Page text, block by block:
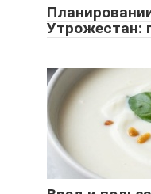
Утрожестан: